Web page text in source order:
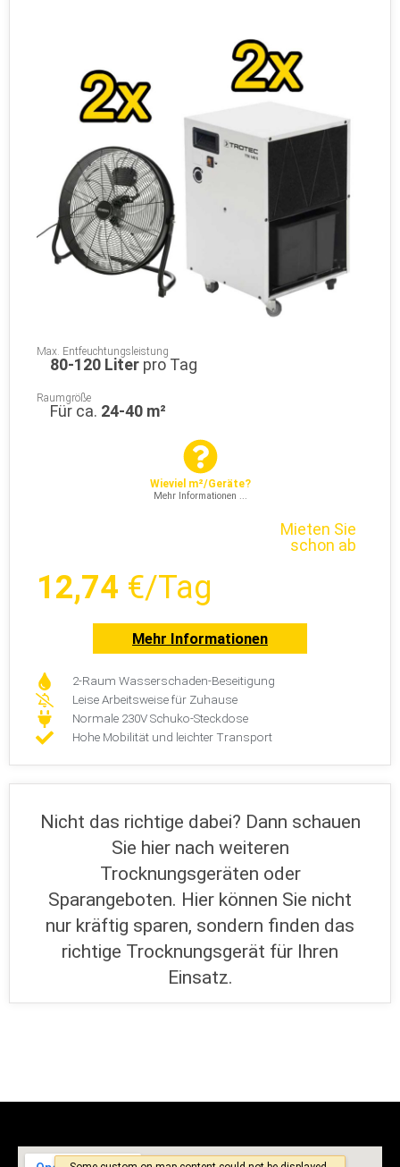
Max. Entfeuchtungsleistung
80-120 Liter pro Tag
Raumgröße
Für ca. 24-40 m²
Wieviel m²/Geräte?
Mehr Informationen ...
Mieten Sie
schon ab
12,74 €/Tag
Mehr Informationen
2-Raum Wasserschaden-Beseitigung
Leise Arbeitsweise für Zuhause
Normale 230V Schuko-Steckdose
Hohe Mobilität und leichter Transport
Nicht das richtige dabei? Dann schauen
Sie hier nach weiteren
Trocknungsgeräten oder
Sparangeboten. Hier können Sie nicht
nur kräftig sparen, sondern finden das
richtige Trocknungsgerät für Ihren
Einsatz.